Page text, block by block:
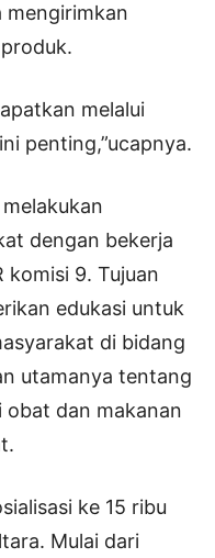
mengirimkan
melalui
penting,”ucapnya.
dengan bekerja
komisi 9. Tujuan
edukasi untuk
di bidang
utamanya tentang
obat dan makanan
ke 15 ribu
Mulai dari